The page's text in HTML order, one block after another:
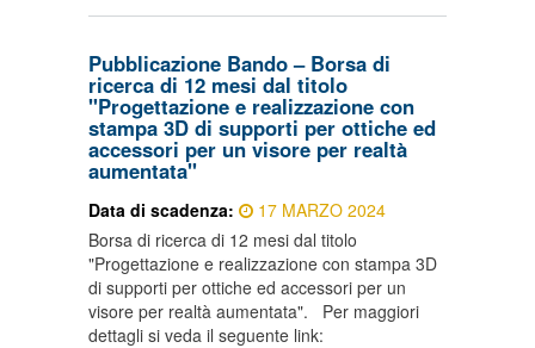
Pubblicazione Bando – Borsa di
ricerca di 12 mesi dal titolo
"Progettazione e realizzazione con
stampa 3D di supporti per ottiche ed
accessori per un visore per realtà
aumentata"
Data di scadenza:
17 MARZO 2024
Borsa di ricerca di 12 mesi dal titolo
"Progettazione e realizzazione con stampa 3D
di supporti per ottiche ed accessori per un
visore per realtà aumentata". Per maggiori
dettagli si veda il seguente link: